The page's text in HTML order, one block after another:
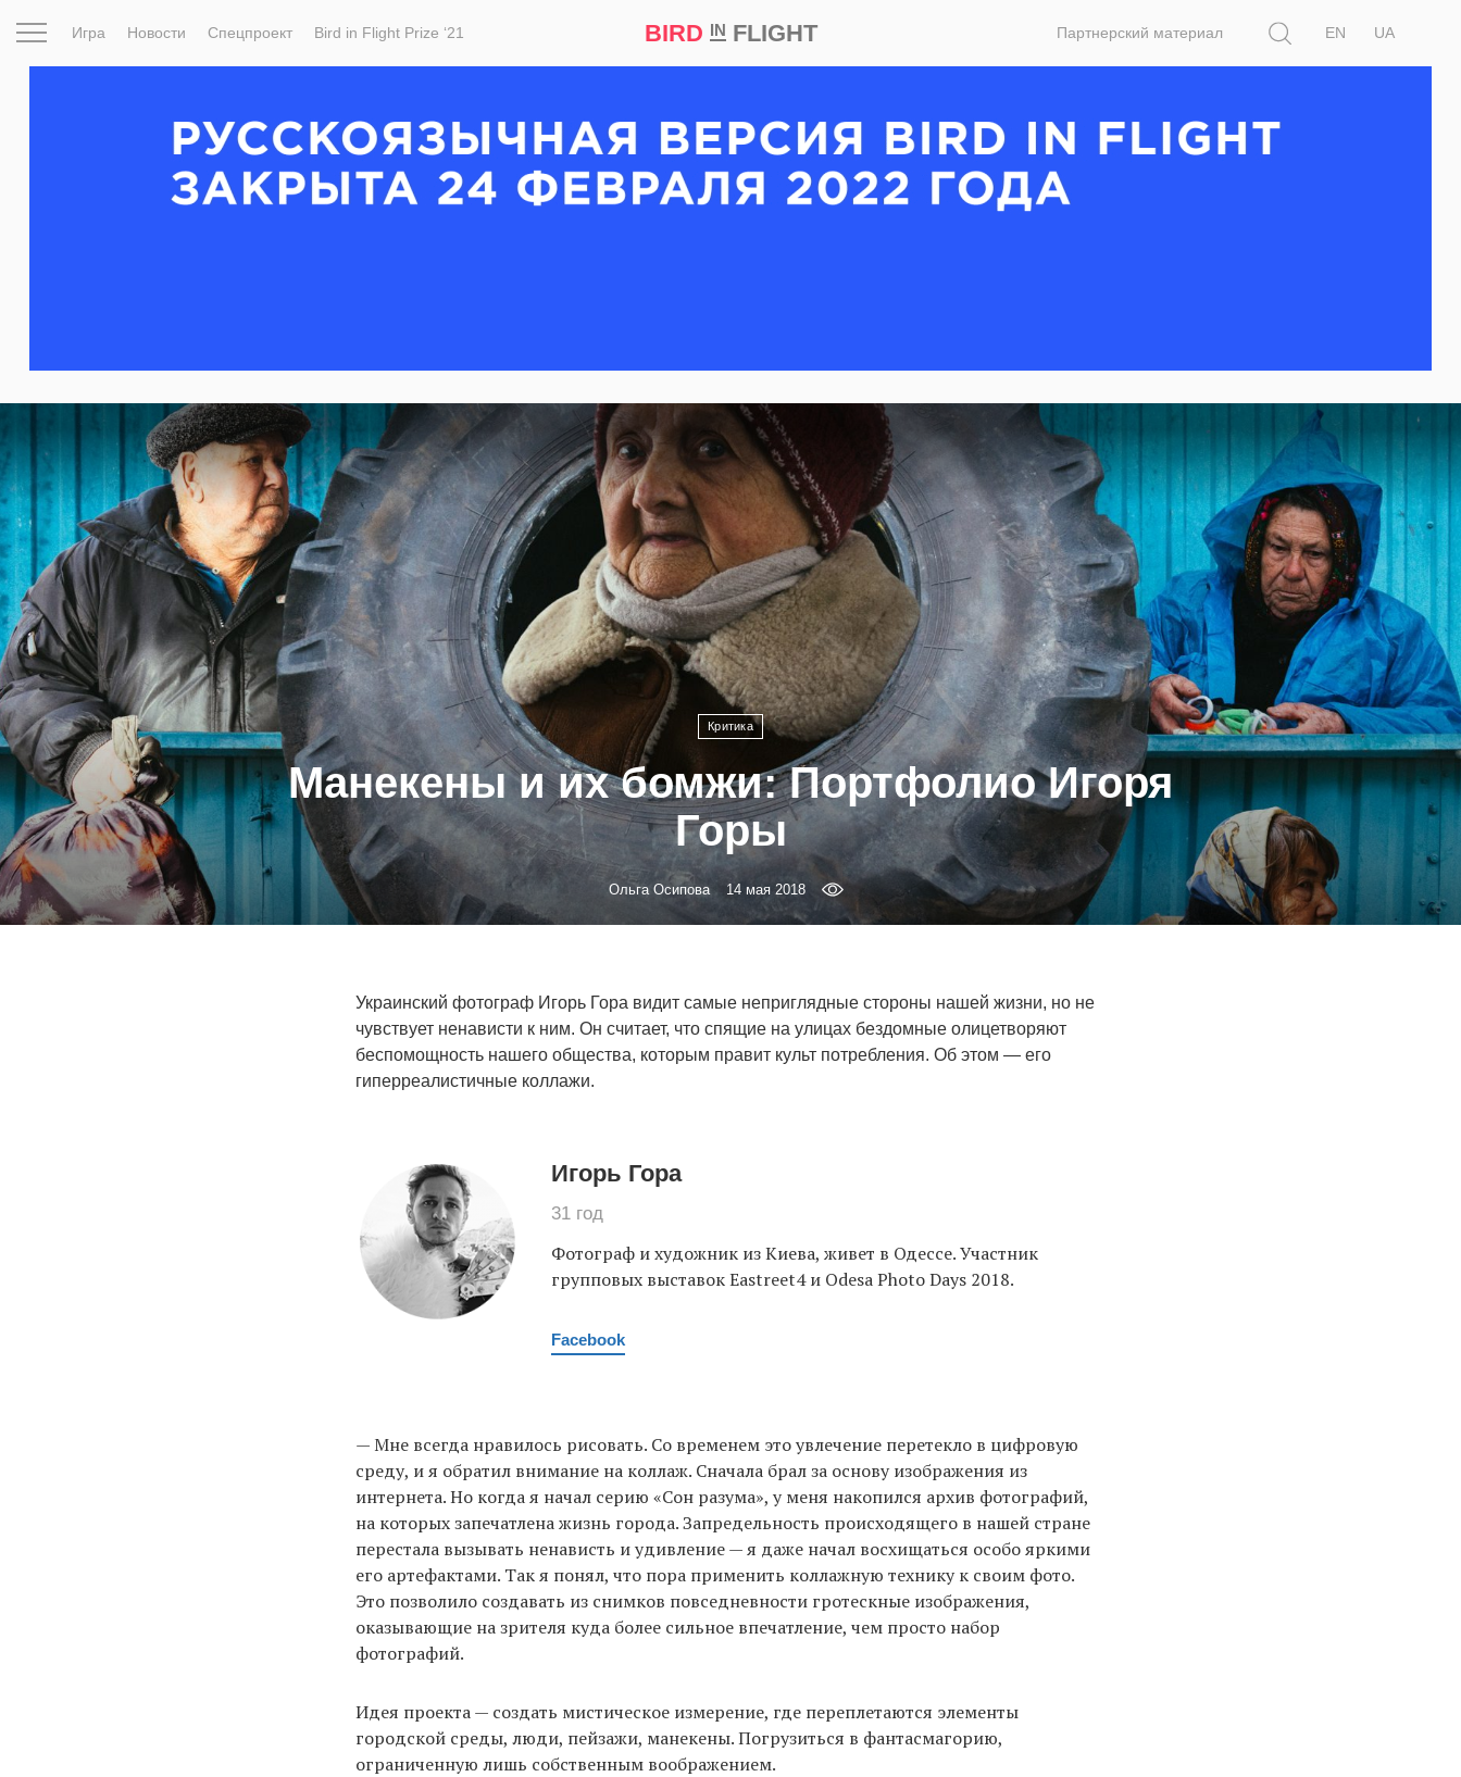
Игра Новости Спецпроект Bird in Flight Prize ‘21 BIRD INFLIGHT Партнерский материал
EN
UA
Критика
Манекены и их бомжи: Портфолио Игоря
Горы
Ольга Осипова 14 мая 2018
Украинский фотограф Игорь Гора видит самые неприглядные стороны нашей жизни, но не
чувствует ненависти к ним. Он считает, что спящие на улицах бездомные олицетворяют
беспомощность нашего общества, которым правит культ потребления. Об этом — его
гиперреалистичные коллажи.
Игорь Гора
31 год
Фотограф и художник из Киева, живет в Одессе. Участник
групповых выставок Eastreet4 и Odesa Photo Days 2018.
Facebook
— Мне всегда нравилось рисовать. Со временем это увлечение перетекло в цифровую
среду, и я обратил внимание на коллаж. Сначала брал за основу изображения из
интернета. Но когда я начал серию «Сон разума», у меня накопился архив фотографий,
на которых запечатлена жизнь города. Запредельность происходящего в нашей стране
перестала вызывать ненависть и удивление — я даже начал восхищаться особо яркими
его артефактами. Так я понял, что пора применить коллажную технику к своим фото.
Это позволило создавать из снимков повседневности гротескные изображения,
оказывающие на зрителя куда более сильное впечатление, чем просто набор
фотографий.
Идея проекта — создать мистическое измерение, где переплетаются элементы
городской среды, люди, пейзажи, манекены. Погрузиться в фантасмагорию,
ограниченную лишь собственным воображением.